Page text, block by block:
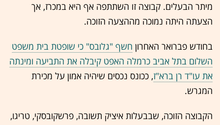
מיתר הבעלים. קבוצה זו השתתפה אף היא במכרז, אך
הצעתה היתה נמוכה מההצעה הזוכה.
בחודש פברואר האחרון חשף "גלובס" כי שופטת בית משפט
השלום בתל אביב כרמלה האפט קיבלה את התביעה ומינתה
את עו"ד רן ברא"ז, ככונס נכסים שיהיה אמון על מכירת
המגרש.
הקבוצה הזוכה, שבבעלות איציק תשובה, פרשקובסקי, טריגו,